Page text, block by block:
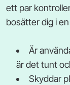
ett par
bosätter dig i
Är
är det tunt
Skyddar